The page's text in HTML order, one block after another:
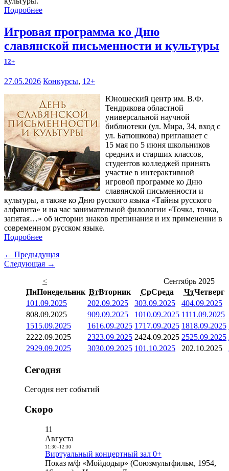
Подробнее
Игровая программа ко Дню
славянской письменности и культуры
12+
27.05.2026 Конкурсы, 12+
Юношеский центр им. В.Ф.
Тендрякова областной
универсальной научной
библиотеки (ул. Мира, 34, вход с
ул. Батюшкова) приглашает с
15 мая по 5 июня школьников
средних и старших классов,
студентов колледжей принять
участие в интерактивной
игровой программе ко Дню
славянской письменности и
культуры, а также ко Дню русского языка «Тайны русского
алфавита» и на час занимательной филологии «Точка, точка,
запятая…» об истории знаков препинания и их применении в
современном русском языке.
Подробнее
← Предыдущая
Следующая →
<
Сентябрь 2025
ПнПонедельник ВтВторник СрСреда ЧтЧетверг
101.09.2025 202.09.2025 303.09.2025 404.09.2025
808.09.2025 909.09.2025 1010.09.2025 1111.09.2025
1515.09.2025 1616.09.2025 1717.09.2025 1818.09.2025
2222.09.2025 2323.09.2025 2424.09.2025 2525.09.2025
2929.09.2025 3030.09.2025 101.10.2025 202.10.2025
Сегодня
Сегодня нет событий
Скоро
11
Августа
11:30- 12:30
Виртуальный концертный зал 0+
Показ м/ф «Мойдодыр» (Союзмультфильм, 1954,